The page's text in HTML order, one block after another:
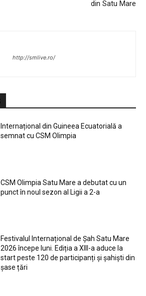
din Satu Mare
http://smlive.ro/
Internațional din Guineea Ecuatorială a
semnat cu CSM Olimpia
CSM Olimpia Satu Mare a debutat cu un
punct în noul sezon al Ligii a 2-a
Festivalul Internațional de Șah Satu Mare
2026 începe luni. Ediția a XIII-a aduce la
start peste 120 de participanți și șahiști din
șase țări